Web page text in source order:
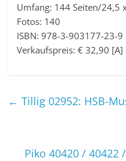
Umfang: 144 Seiten/24,5
Fotos: 140
ISBN: 978-3-903177-23-9
Verkaufspreis: € 32,90 [A]
← Tillig 02952: HSB-
Piko 40420 / 40422